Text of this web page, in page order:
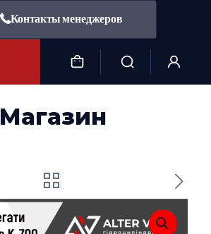
Контакты менеджеров
Магазин